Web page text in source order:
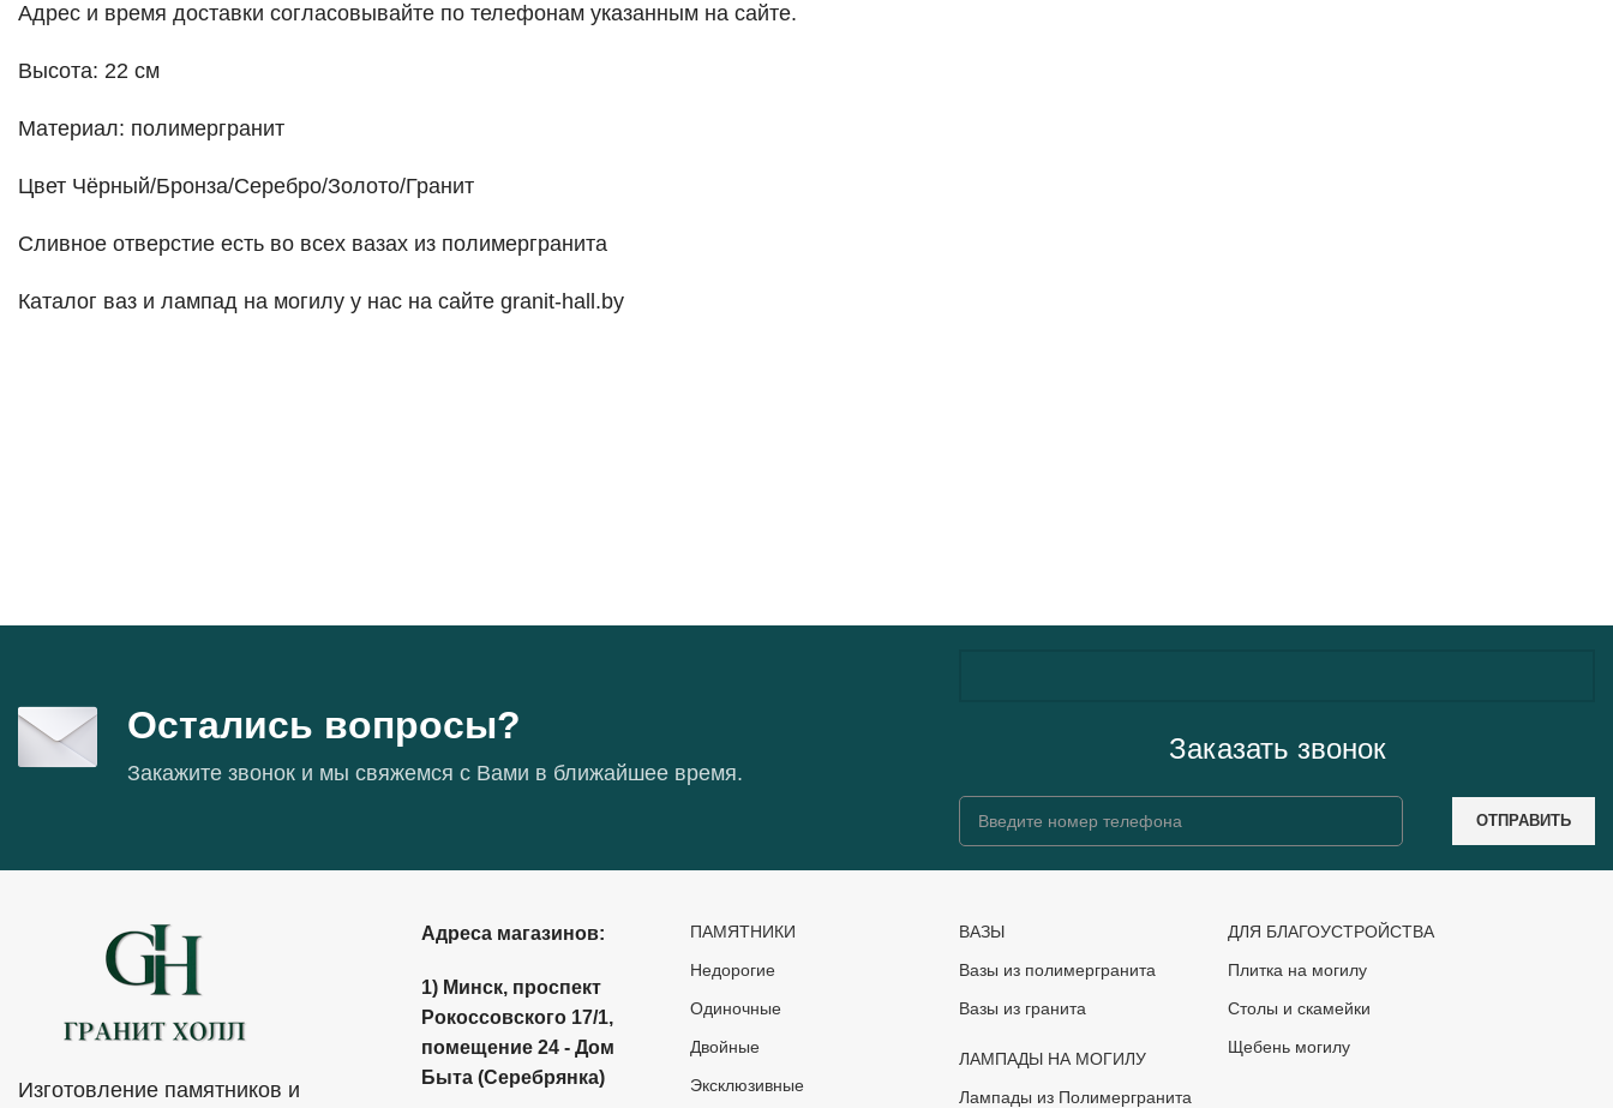
Адрес и время доставки согласовывайте по телефонам указанным на сайте.
Высота: 22 см
Материал: полимергранит
Цвет Чёрный/Бронза/Серебро/Золото/Гранит
Сливное отверстие есть во всех вазах из полимергранита
Каталог ваз и лампад на могилу у нас на сайте granit-hall.by
Остались вопросы?
Закажите звонок и мы свяжемся с Вами в ближайшее время.
Заказать звонок
Изготовление памятников и
Адреса магазинов:
1) Минск, проспект
Рокоссовского 17/1,
помещение 24 - Дом
Быта (Серебрянка)
ПАМЯТНИКИ
Недорогие
Одиночные
Двойные
Эксклюзивные
ВАЗЫ
Вазы из полимергранита
Вазы из гранита
ЛАМПАДЫ НА МОГИЛУ
Лампады из Полимергранита
ДЛЯ БЛАГОУСТРОЙСТВА
Плитка на могилу
Столы и скамейки
Щебень могилу